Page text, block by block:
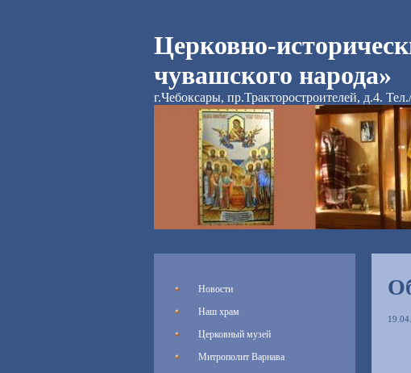
Церковно-
чувашского народа»
г.Чебоксары, пр.Тракторостроителей, д.4.
Новости
Наш храм
Церковный музей
Митрополит Варнава